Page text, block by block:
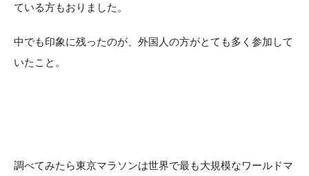
ている方もおりました。
中でも印象に残ったのが、外国人の方がとても多く参加して
いたこと。
調べてみたら東京マラソンは世界で最も大規模なワールドマ